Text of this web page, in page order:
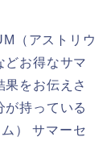
（アストリウ
どお得なサマ
をお伝えさ
が持っている
） サマーセ